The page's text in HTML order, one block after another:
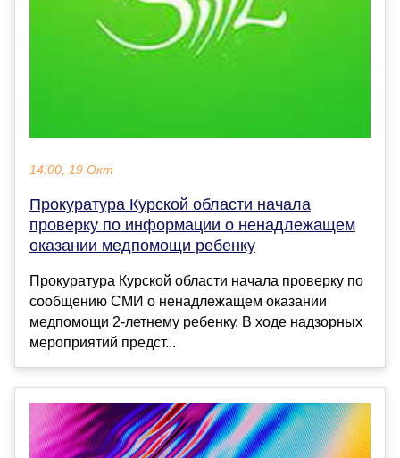
14:00, 19 Окт
Прокуратура Курской области начала
проверку по информации о ненадлежащем
оказании медпомощи ребенку
Прокуратура Курской области начала проверку по
сообщению СМИ о ненадлежащем оказании
медпомощи 2-летнему ребенку. В ходе надзорных
мероприятий предст...